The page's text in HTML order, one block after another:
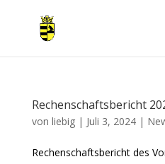
Rechenschaftsbericht
von liebig| Juli 3, 2024|
Rechenschaftsbericht des